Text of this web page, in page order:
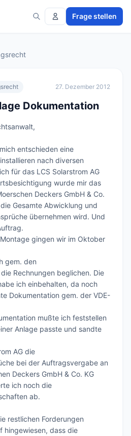
Frage stellen
27. Dezember 2012
Dokumentation
entschieden eine
nach diversen
für das LCS Solarstrom AG
wurde mir das
Deckers GmbH & Co.
Gesamte Abwicklung und
übernehmen wird. Und
gingen wir im Oktober
gem. den
Rechnungen beglichen. Die
ich einbehalten, da noch
Dokumentation gem. der VDE-
mußte ich feststellen
Anlage passte und sandte
AG die
bei der Auftragsvergabe an
Deckers GmbH & Co. KG
ich noch die
ab.
restlichen Forderungen
hingewiesen, dass die